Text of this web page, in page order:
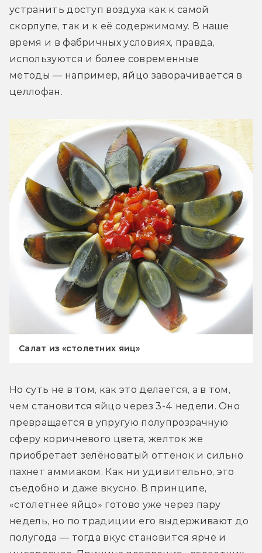
устранить доступ воздуха как к самой
скорлупе, так и к её содержимому. В наше
время и в фабричных условиях, правда,
используются и более современные
методы — например, яйцо заворачивается в
целлофан.
Салат из «столетних яиц»
Но суть не в том, как это делается, а в том,
чем становится яйцо через 3-4 недели. Оно
превращается в упругую полупрозрачную
сферу коричневого цвета, желток же
приобретает зелёноватый оттенок и сильно
пахнет аммиаком. Как ни удивительно, это
съедобно и даже вкусно. В принципе,
«столетнее яйцо» готово уже через пару
недель, но по традиции его выдерживают до
полугода — тогда вкус становится ярче и